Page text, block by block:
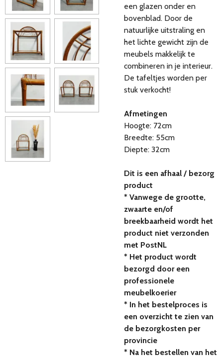
een glazen onder en
bovenblad. Door de
natuurlijke uitstraling en
het lichte gewicht zijn de
meubels makkelijk te
combineren in je interieur.
De tafeltjes worden per
stuk verkocht!
Afmetingen
Hoogte: 72cm
Breedte: 55cm
Diepte: 32cm
Dit is een afhaal / bezorg
product
* Vanwege de grootte,
zwaarte en/of
breekbaarheid wordt het
product niet verzonden
met PostNL
* Het product wordt
bezorgd door een
professionele
meubelkoerier
* In het bestelproces is
een overzicht te zien van
de bezorgkosten per
provincie
* Na het bestellen van het